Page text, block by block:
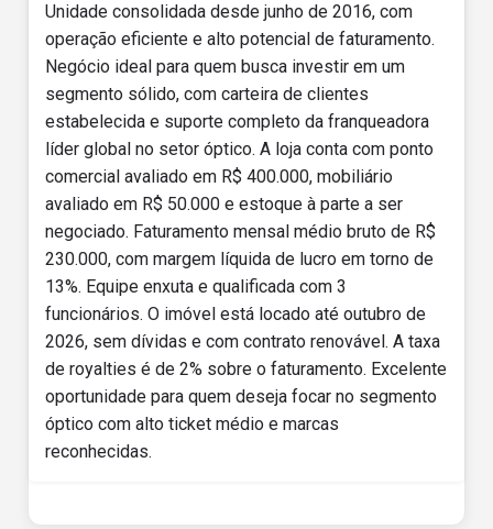
Unidade consolidada desde junho de 2016, com
operação eficiente e alto potencial de faturamento.
Negócio ideal para quem busca investir em um
segmento sólido, com carteira de clientes
estabelecida e suporte completo da franqueadora
líder global no setor óptico. A loja conta com ponto
comercial avaliado em R$ 400.000, mobiliário
avaliado em R$ 50.000 e estoque à parte a ser
negociado. Faturamento mensal médio bruto de R$
230.000, com margem líquida de lucro em torno de
13%. Equipe enxuta e qualificada com 3
funcionários. O imóvel está locado até outubro de
2026, sem dívidas e com contrato renovável. A taxa
de royalties é de 2% sobre o faturamento. Excelente
oportunidade para quem deseja focar no segmento
óptico com alto ticket médio e marcas
reconhecidas.